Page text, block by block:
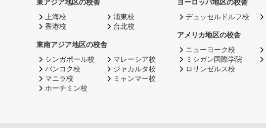
東アジア地区の校舎
上海校
香港校
浦東校
台北校
東南アジア地区の校舎
シンガポール校
バンコク校
マニラ校
ホーチミン校
マレーシア校
ジャカルタ校
ミャンマー校
ヨーロッパ地区の校舎
デュッセルドルフ校
アメリカ地区の校舎
ニューヨーク校
ミシガン国際学院
ロサンゼルス校